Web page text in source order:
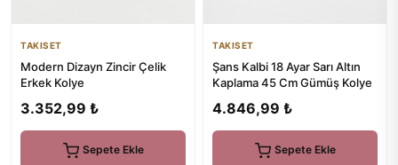
TAKISET
Modern Dizayn Zincir Çelik
Erkek Kolye
3.352,99 ₺
Sepete Ekle
TAKISET
Şans Kalbi 18 Ayar Sarı Altın
Kaplama 45 Cm Gümüş Kolye
4.846,99 ₺
Sepete Ekle